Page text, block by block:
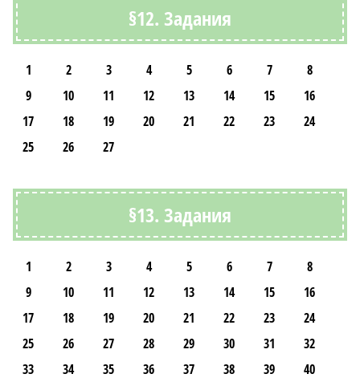
§12. Задания
1 2 3 4 5 6 7
8
9
10 11 12 13 14 15
16
17
18 19 20 21 22 23
24
25
26 27
§13. Задания
1 2 3 4 5 6 7
8
9
10 11 12 13 14 15
16
17
18 19 20 21 22 23
24
25
26 27 28 29 30 31
32
33
34 35 36 37 38 39
40